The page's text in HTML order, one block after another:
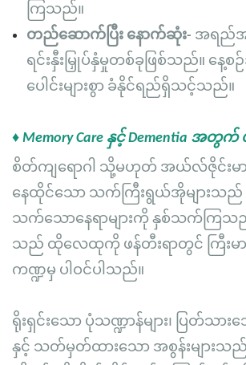
ကြသည်။
တည်ဆောက်ပြီး နောက်ဆုံး- အရည်
ရင်းနှီးမြှုပ်နှံမှုတစ်ခုဖြစ်သည်။ နေ့
ပေါင်းများစွာ ခံနိုင်ရည်ရှိသင့်သည်။
♦ Memory Care နှင့် Dementia အတွ
စိတ်ကျရောဂါ သို့မဟုတ် အယ်လ်ဇိုင်းမား
နေထိုင်သော သက်ကြီးရွယ်အိုများသည် ရင်
သက်သောနေရာများကို နှစ်သက်ကြသ
သည် ထိုလေထုကို ဖန်တီးရာတွင် ကြီးမာ
ကဏ္ဍမှ ပါဝင်ပါသည်။
ရိုးရှင်းသော ပုံသဏ္ဍာန်များ၊ ပြတ်သားသေ
နှင့် သတ်မှတ်ထားသော အစွန်းများသည်